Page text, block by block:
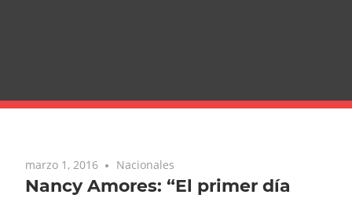
marzo 1, 2016 Nacionales
Nancy Amores: “El primer día